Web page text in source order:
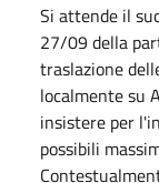
Si attende il
27/09 della
traslazione
localmente su
insistere per
possibili